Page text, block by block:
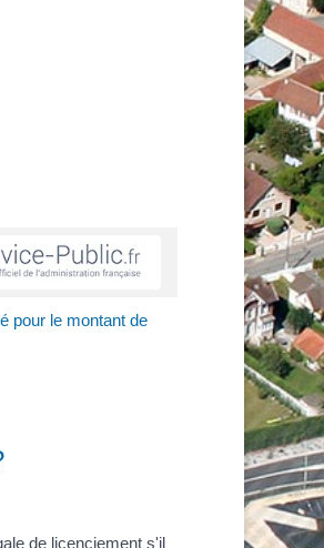
pour le montant de
de licenciement s'il